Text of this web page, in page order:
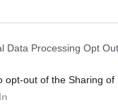
Data Processing Opt
opt-out of the Sharing of
Khem Birch
Horton-
el duelo